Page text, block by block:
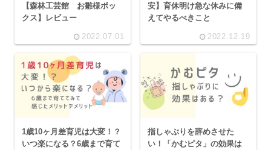
【森林工芸館 お雛様ボッ
クス】レビュー
2022.07.01
安】育休明け急な休みに備
えてやるべきこと
2022.12.19
1歳10ヶ月差育児は大変！？
いつ楽になる？6歳まで育て
指しゃぶりを辞めさせた
い！「かむピタ」の効果は